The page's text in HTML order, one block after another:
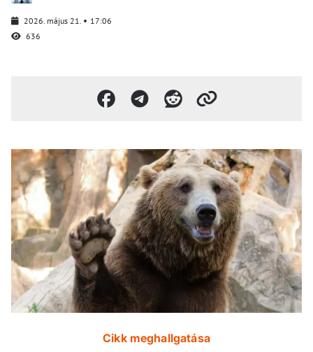
2026. május 21.
17:06
636
Cikk meghallgatása